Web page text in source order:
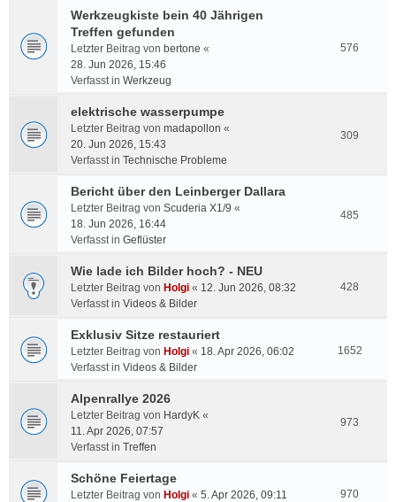
Werkzeugkiste bein 40 Jährigen
Treffen gefunden
Letzter Beitrag von bertone «
28. Jun 2026, 15:46
Verfasst in Werkzeug
576
elektrische wasserpumpe
Letzter Beitrag von madapollon «
20. Jun 2026, 15:43
Verfasst in Technische Probleme
309
Bericht über den Leinberger Dallara
Letzter Beitrag von Scuderia X1/9 «
18. Jun 2026, 16:44
Verfasst in Geflüster
485
Wie lade ich Bilder hoch? - NEU
Letzter Beitrag von Holgi « 12. Jun 2026, 08:32
Verfasst in Videos & Bilder
428
Exklusiv Sitze restauriert
Letzter Beitrag von Holgi « 18. Apr 2026, 06:02
Verfasst in Videos & Bilder
1652
Alpenrallye 2026
Letzter Beitrag von HardyK «
11. Apr 2026, 07:57
Verfasst in Treffen
973
Schöne Feiertage
Letzter Beitrag von Holgi « 5. Apr 2026, 09:11
970